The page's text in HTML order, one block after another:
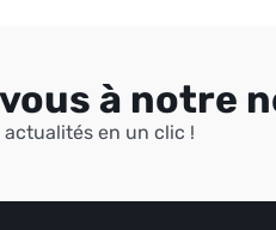
à notre
en un clic !